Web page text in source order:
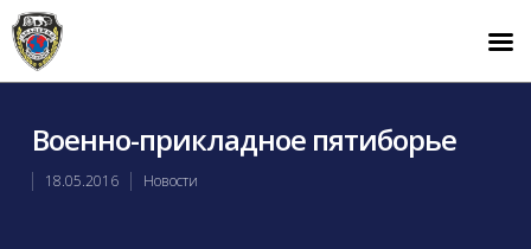
Военно-прикладное пятиборье
18.05.2016 Новости